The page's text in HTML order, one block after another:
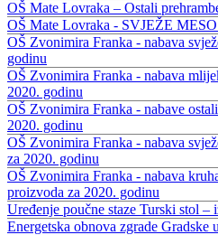
OŠ Mate Lovraka – Ostali
OŠ Mate Lovraka - SVJEŽE
OŠ Zvonimira Franka - nabava
godinu
OŠ Zvonimira Franka - nabava
2020. godinu
OŠ Zvonimira Franka - nabave
2020. godinu
OŠ Zvonimira Franka - nabava
za 2020. godinu
OŠ Zvonimira Franka - nabava
proizvoda za 2020. godinu
Uređenje poučne staze Turski stol –
Energetska obnova zgrade Gradske